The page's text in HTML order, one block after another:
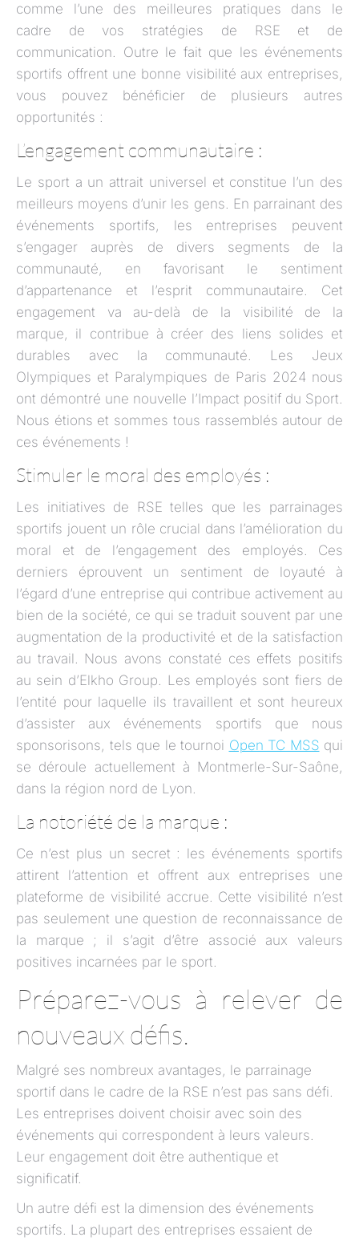
comme l’une des meilleures pratiques dans le
cadre de vos stratégies de RSE et de
communication. Outre le fait que les événements
sportifs offrent une bonne visibilité aux entreprises,
vous pouvez bénéficier de plusieurs autres
opportunités :
L’engagement communautaire :
Le sport a un attrait universel et constitue l’un des
meilleurs moyens d’unir les gens. En parrainant des
événements sportifs, les entreprises peuvent
s’engager auprès de divers segments de la
communauté, en favorisant le sentiment
d’appartenance et l’esprit communautaire. Cet
engagement va au-delà de la visibilité de la
marque, il contribue à créer des liens solides et
durables avec la communauté. Les Jeux
Olympiques et Paralympiques de Paris 2024 nous
ont démontré une nouvelle l’Impact positif du Sport.
Nous étions et sommes tous rassemblés autour de
ces événements !
Stimuler le moral des employés :
Les initiatives de RSE telles que les parrainages
sportifs jouent un rôle crucial dans l’amélioration du
moral et de l’engagement des employés. Ces
derniers éprouvent un sentiment de loyauté à
l’égard d’une entreprise qui contribue activement au
bien de la société, ce qui se traduit souvent par une
augmentation de la productivité et de la satisfaction
au travail. Nous avons constaté ces effets positifs
au sein d’Elkho Group. Les employés sont fiers de
l’entité pour laquelle ils travaillent et sont heureux
d’assister aux événements sportifs que nous
sponsorisons, tels que le tournoi Open TC MSS qui
se déroule actuellement à Montmerle-Sur-Saône,
dans la région nord de Lyon.
La notoriété de la marque :
Ce n’est plus un secret : les événements sportifs
attirent l’attention et offrent aux entreprises une
plateforme de visibilité accrue. Cette visibilité n’est
pas seulement une question de reconnaissance de
la marque ; il s’agit d’être associé aux valeurs
positives incarnées par le sport.
Préparez-vous à relever de
nouveaux défis.
Malgré ses nombreux avantages, le parrainage
sportif dans le cadre de la RSE n’est pas sans défi.
Les entreprises doivent choisir avec soin des
événements qui correspondent à leurs valeurs.
Leur engagement doit être authentique et
significatif.
Un autre défi est la dimension des événements
sportifs. La plupart des entreprises essaient de